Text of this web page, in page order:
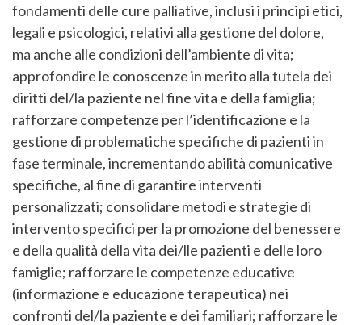
fondamenti delle cure palliative, inclusi i principi etici,
legali e psicologici, relativi alla gestione del dolore,
ma anche alle condizioni dell’ambiente di vita;
approfondire le conoscenze in merito alla tutela dei
diritti del/la paziente nel fine vita e della famiglia;
rafforzare competenze per l’identificazione e la
gestione di problematiche specifiche di pazienti in
fase terminale, incrementando abilità comunicative
specifiche, al fine di garantire interventi
personalizzati; consolidare metodi e strategie di
intervento specifici per la promozione del benessere
e della qualità della vita dei/lle pazienti e delle loro
famiglie; rafforzare le competenze educative
(informazione e educazione terapeutica) nei
confronti del/la paziente e dei familiari; rafforzare le